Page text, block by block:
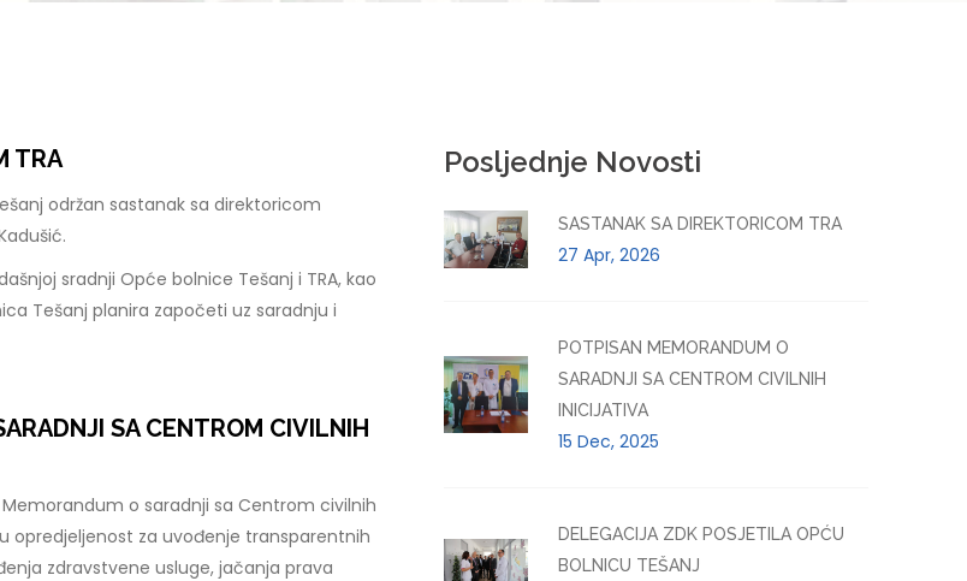
TRA
održan sastanak sa direktoricom
sradnji Opće bolnice Tešanj i TRA, kao
Tešanj planira započeti uz saradnju i
SA CENTROM CIVILNIH
o saradnji sa Centrom civilnih
opredjeljenost za uvođenje transparentnih
zdravstvene usluge, jačanja prava
Posljednje Novosti
SASTANAK SA DIREKTORICOM TRA
27 Apr, 2026
POTPISAN MEMORANDUM O
SARADNJI SA CENTROM CIVILNIH
INICIJATIVA
15 Dec, 2025
DELEGACIJA ZDK POSJETILA OPĆU
BOLNICU TEŠANJ